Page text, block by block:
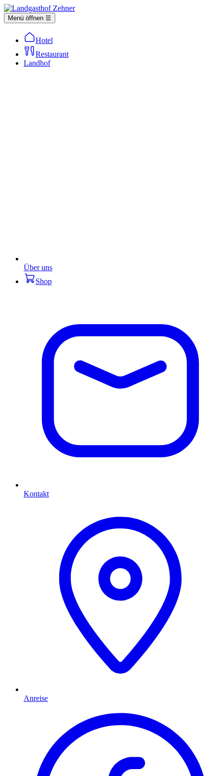
Menü öffnen ☰
Hotel
Restaurant
Landhof
Über uns
Shop
Kontakt
Anreise